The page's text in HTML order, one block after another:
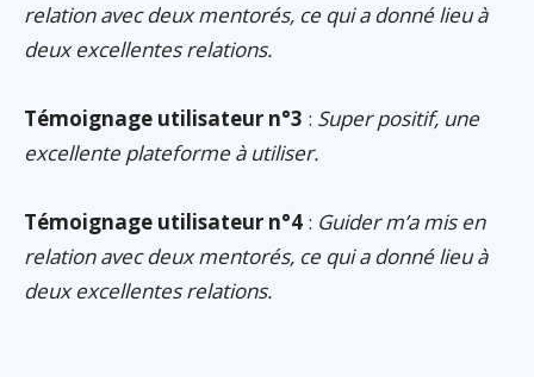
relation avec deux mentorés, ce qui a donné lieu à
deux excellentes relations.
Témoignage utilisateur n°3 : Super positif, une
excellente plateforme à utiliser.
Témoignage utilisateur n°4 : Guider m’a mis en
relation avec deux mentorés, ce qui a donné lieu à
deux excellentes relations.